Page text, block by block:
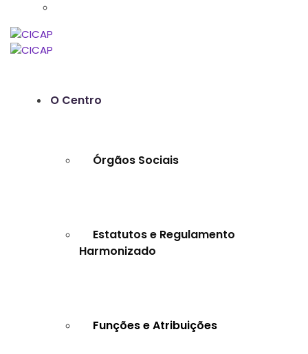
O Centro
Órgãos Sociais
Estatutos e Regulamento
Harmonizado
Funções e Atribuições